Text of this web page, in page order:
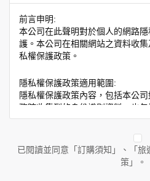
前言申明:
本公司在此聲明對於個人的網路
護。本公司在相關網站之資料收
私權保護政策。
隱私權保護政策適用範圍:
隱私權保護政策內容，包括本公
務時收集到的身份識別資料，也
作與本公司合作時分享的任何身
人員。例如您透過本公司旗下網站
放連結的廠商也可能蒐集您個人
人資訊，這些廣告廠商或連結網
已閱讀並同意「訂購須知」、「
策」。